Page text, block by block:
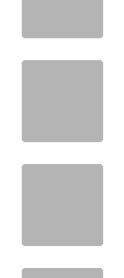
SIDIKALANG
NEWS